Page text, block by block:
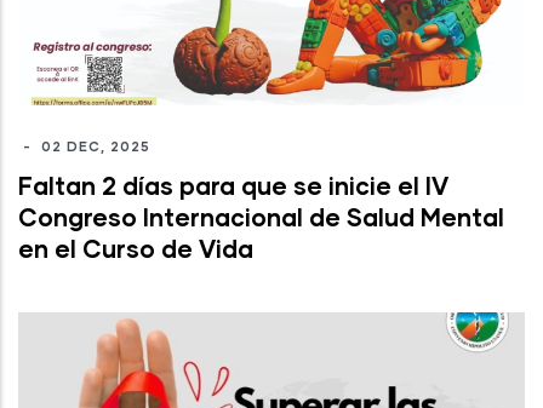
- 02 DEC, 2025
Faltan 2 días para que se inicie el IV
Congreso Internacional de Salud Mental
en el Curso de Vida